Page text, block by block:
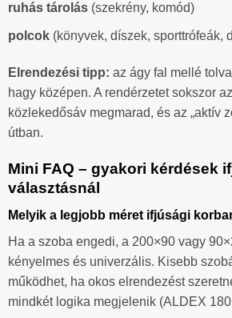
ruhás tárolás (szekrény, komód)
polcok (könyvek, díszek, sporttrófeák,
Elrendezési tipp: az ágy fal mellé
hagy középen. A rendérzetet sokszor
közlekedősáv megmarad, és az „aktív
útban.
Mini FAQ – gyakori kérdések
választásnál
Melyik a legjobb méret ifjúsági
Ha a szoba engedi, a 200×90 vagy
kényelmes és univerzális. Kisebb
működhet, ha okos elrendezést
mindkét logika megjelenik (ALDEX